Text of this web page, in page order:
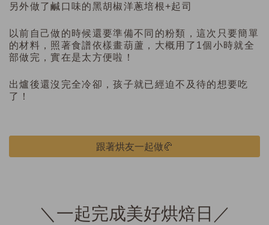
另外做了鹹口味的黑胡椒洋蔥培根+起司
以前自己做的時候還要準備不同的粉類，這次只要簡單
的材料，照著食譜依樣畫葫蘆，大概用了1個小時就全
部做完，實在是太方便啦！
出爐後還沒完全冷卻，孩子就已經迫不及待的想要吃
了！
跟著烘友一起做🥐
＼一起完成美好烘焙日／